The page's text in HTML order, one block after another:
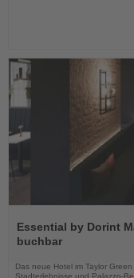
Sie
die
Essential by Dorint
buchbar
Das neue Hotel im Taylor